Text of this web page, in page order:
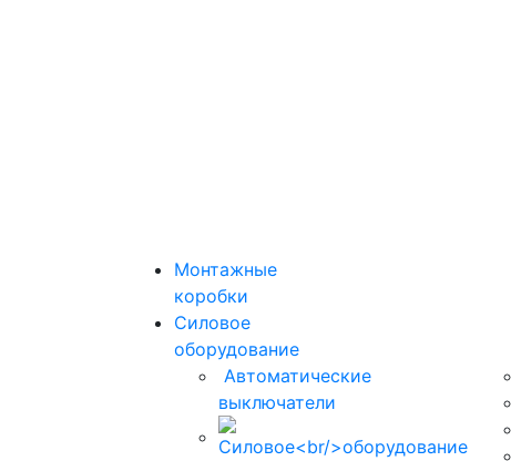
Монтажные
коробки
Силовое
оборудование
Автоматические
выключатели